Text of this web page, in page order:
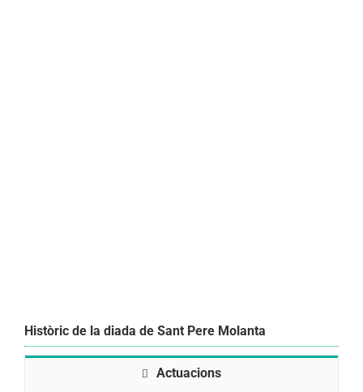
Històric de la diada de Sant Pere Molanta
Actuacions